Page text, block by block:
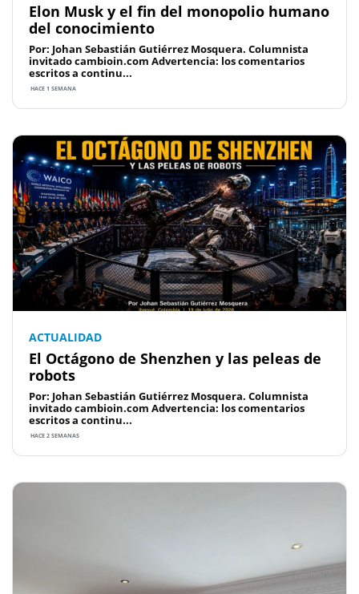
Elon Musk y el fin del monopolio humano
del conocimiento
Por: Johan Sebastián Gutiérrez Mosquera. Columnista
invitado cambioin.com Advertencia: los comentarios
escritos a continu...
HACE 1 SEMANA
ACTUALIDAD
El Octágono de Shenzhen y las peleas de
robots
Por: Johan Sebastián Gutiérrez Mosquera. Columnista
invitado cambioin.com Advertencia: los comentarios
escritos a continu...
HACE 2 SEMANAS